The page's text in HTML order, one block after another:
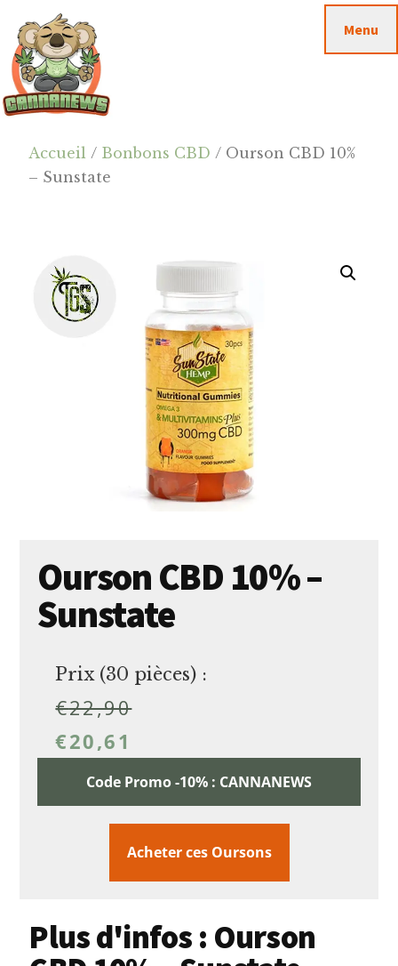
contenu
principal
barre
latérale
principale
footer
Cannanews.fr
Menu
Accueil / Bonbons CBD / Ourson CBD 10%
– Sunstate
Ourson CBD 10% –
Sunstate
Prix (30 pièces) :
€22,90
€20,61
Code Promo -10% : CANNANEWS
Acheter ces Oursons
Plus d'infos : Ourson